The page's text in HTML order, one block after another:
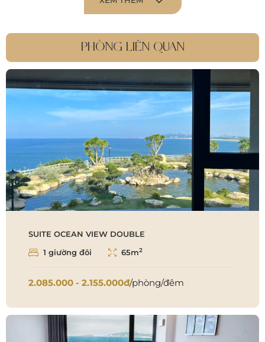
PHÒNG LIÊN QUAN
SUITE OCEAN VIEW DOUBLE
1 giường đôi
65m2
2.085.000 - 2.155.000đ/phòng/đêm